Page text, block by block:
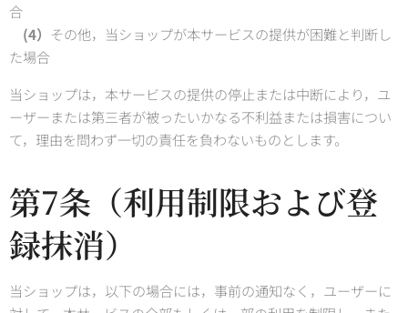
合
(4） その他，当ショップが本サービスの提供が困難と判断し
た場合
当ショップは，本サービスの提供の停止または中断により，ユ
ーザーまたは第三者が被ったいかなる不利益または損害につい
て，理由を問わず一切の責任を負わないものとします。
第7条（利用制限および登
録抹消）
当ショップは，以下の場合には，事前の通知なく，ユーザーに